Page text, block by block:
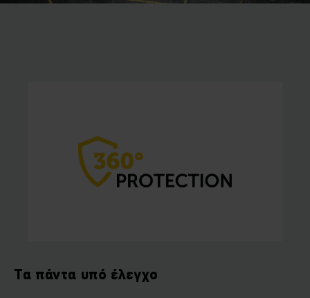
Τα πάντα υπό έλεγχο